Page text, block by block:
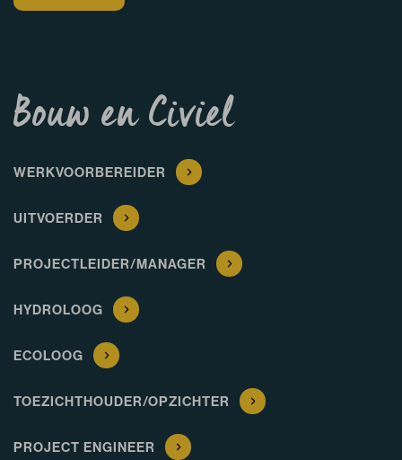
Bouw en Civiel
WERKVOORBEREIDER
UITVOERDER
PROJECTLEIDER/MANAGER
HYDROLOOG
ECOLOOG
TOEZICHTHOUDER/OPZICHTER
PROJECT ENGINEER